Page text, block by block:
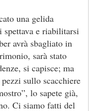
una gelida
spettava e riabilitarsi
avrà sbagliato in
sarà stato
si capisce; ma
sullo scacchiere
lo sapete già,
Ci siamo fatti del